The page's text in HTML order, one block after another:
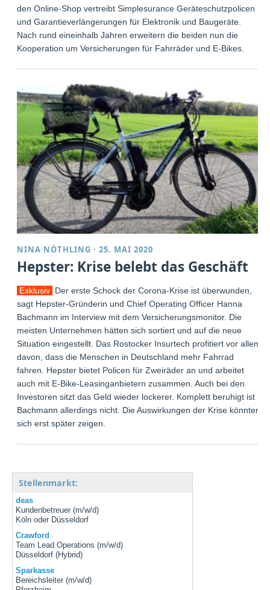
den Online-Shop vertreibt Simplesurance Geräteschutzpolicen
und Garantieverlängerungen für Elektronik und Baugeräte.
Nach rund eineinhalb Jahren erweitern die beiden nun die
Kooperation um Versicherungen für Fahrräder und E-Bikes.
NINA NÖTHLING ·25. MAI 2020
Hepster: Krise belebt das Geschäft
Exklusiv Der erste Schock der Corona-Krise ist überwunden,
sagt Hepster-Gründerin und Chief Operating Officer Hanna
Bachmann im Interview mit dem Versicherungsmonitor. Die
meisten Unternehmen hätten sich sortiert und auf die neue
Situation eingestellt. Das Rostocker Insurtech profitiert vor allem
davon, dass die Menschen in Deutschland mehr Fahrrad
fahren. Hepster bietet Policen für Zweiräder an und arbeitet
auch mit E-Bike-Leasinganbietern zusammen. Auch bei den
Investoren sitzt das Geld wieder lockerer. Komplett beruhigt ist
Bachmann allerdings nicht. Die Auswirkungen der Krise könnten
sich erst später zeigen.
Stellenmarkt:
deas
Kundenbetreuer (m/w/d)
Köln oder Düsseldorf
Crawford
Team Lead Operations (m/w/d)
Düsseldorf (Hybrid)
Sparkasse
Bereichsleiter (m/w/d)